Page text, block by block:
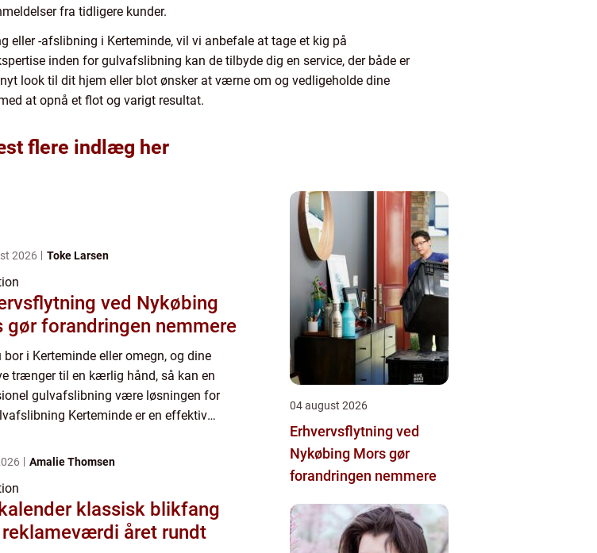
fra tidligere kunder.
-afslibning i Kerteminde, vil vi anbefale at tage et kig på
inden for gulvafslibning kan de tilbyde dig en service, der både er
look til dit hjem eller blot ønsker at værne om og vedligeholde dine
at opnå et flot og varigt resultat.
flere indlæg her
2026 Toke Larsen
ved Nykøbing
gør forandringen nemmere
bor i Kerteminde eller omegn, og dine
trænger til en kærlig hånd, så kan en
gulvafslibning være løsningen for
Kerteminde er en effektiv
Amalie Thomsen
klassisk blikfang
året rundt
04 august 2026
Erhvervsflytning ved
Nykøbing Mors gør
forandringen nemmere